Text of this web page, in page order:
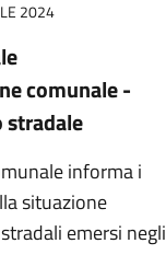
2024
comunale -
stradale
informa i
situazione
emersi negli